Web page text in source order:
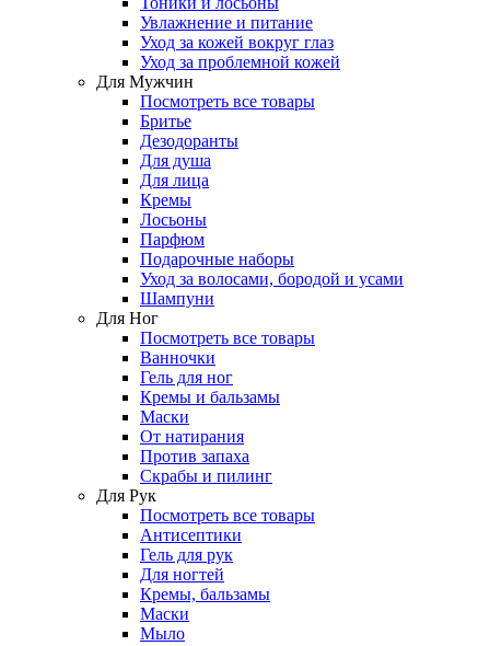
Увлажнение и питание
Уход за кожей вокруг глаз
Уход за проблемной кожей
Для Мужчин
Посмотреть все товары
Бритье
Дезодоранты
Для душа
Для лица
Кремы
Лосьоны
Парфюм
Подарочные наборы
Уход за волосами, бородой и усами
Шампуни
Для Ног
Посмотреть все товары
Ванночки
Гель для ног
Кремы и бальзамы
Маски
От натирания
Против запаха
Скрабы и пилинг
Для Рук
Посмотреть все товары
Антисептики
Гель для рук
Для ногтей
Кремы, бальзамы
Маски
Мыло